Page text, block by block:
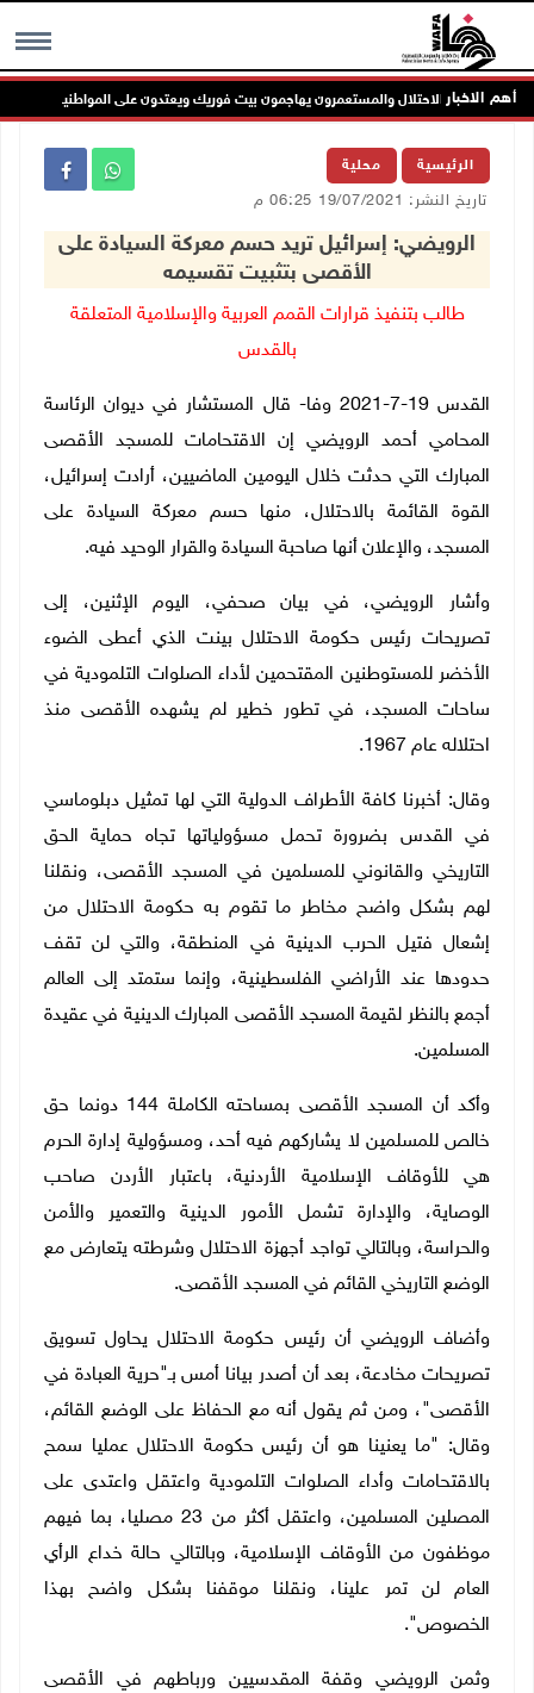
MENU أهم الاخبار
نابلس: الاحتلال والمستعمرون يهاجمون بيت فوريك ويعتدون على المواطنين
الرئيسية محلية
تاريخ النشر: 19/07/2021 06:25 م
الرويضي: إسرائيل تريد حسم معركة السيادة على
الأقصى بتثبيت تقسيمه
طالب بتنفيذ قرارات القمم العربية والإسلامية المتعلقة
بالقدس
القدس 19-7-2021 وفا- قال المستشار في ديوان الرئاسة
المحامي أحمد الرويضي إن الاقتحامات للمسجد الأقصى
المبارك التي حدثت خلال اليومين الماضيين، أرادت إسرائيل،
القوة القائمة بالاحتلال، منها حسم معركة السيادة على
المسجد، والإعلان أنها صاحبة السيادة والقرار الوحيد فيه.
وأشار الرويضي، في بيان صحفي، اليوم الإثنين، إلى
تصريحات رئيس حكومة الاحتلال بينت الذي أعطى الضوء
الأخضر للمستوطنين المقتحمين لأداء الصلوات التلمودية في
ساحات المسجد، في تطور خطير لم يشهده الأقصى منذ
احتلاله عام 1967.
وقال: أخبرنا كافة الأطراف الدولية التي لها تمثيل دبلوماسي
في القدس بضرورة تحمل مسؤولياتها تجاه حماية الحق
التاريخي والقانوني للمسلمين في المسجد الأقصى، ونقلنا
لهم بشكل واضح مخاطر ما تقوم به حكومة الاحتلال من
إشعال فتيل الحرب الدينية في المنطقة، والتي لن تقف
حدودها عند الأراضي الفلسطينية، وإنما ستمتد إلى العالم
أجمع بالنظر لقيمة المسجد الأقصى المبارك الدينية في عقيدة
المسلمين.
وأكد أن المسجد الأقصى بمساحته الكاملة 144 دونما حق
خالص للمسلمين لا يشاركهم فيه أحد، ومسؤولية إدارة الحرم
هي للأوقاف الإسلامية الأردنية، باعتبار الأردن صاحب
الوصاية، والإدارة تشمل الأمور الدينية والتعمير والأمن
والحراسة، وبالتالي تواجد أجهزة الاحتلال وشرطته يتعارض مع
الوضع التاريخي القائم في المسجد الأقصى.
وأضاف الرويضي أن رئيس حكومة الاحتلال يحاول تسويق
تصريحات مخادعة، بعد أن أصدر بيانا أمس بـ"حرية العبادة في
الأقصى"، ومن ثم يقول أنه مع الحفاظ على الوضع القائم،
وقال: "ما يعنينا هو أن رئيس حكومة الاحتلال عمليا سمح
بالاقتحامات وأداء الصلوات التلمودية واعتقل واعتدى على
المصلين المسلمين، واعتقل أكثر من 23 مصليا، بما فيهم
موظفون من الأوقاف الإسلامية، وبالتالي حالة خداع الرأي
العام لن تمر علينا، ونقلنا موقفنا بشكل واضح بهذا
الخصوص".
وثمن الرويضي وقفة المقدسيين ورباطهم في الأقصى